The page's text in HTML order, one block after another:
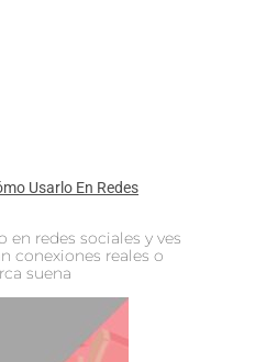
Usarlo En Redes
redes sociales y ves
conexiones reales o
suena